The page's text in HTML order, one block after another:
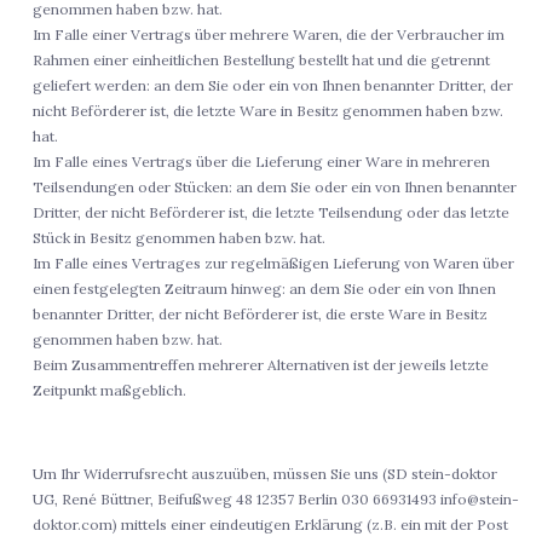
genommen haben bzw. hat.
Im Falle einer Vertrags über mehrere Waren, die der Verbraucher im
Rahmen einer einheitlichen Bestellung bestellt hat und die getrennt
geliefert werden: an dem Sie oder ein von Ihnen benannter Dritter, der
nicht Beförderer ist, die letzte Ware in Besitz genommen haben bzw.
hat.
Im Falle eines Vertrags über die Lieferung einer Ware in mehreren
Teilsendungen oder Stücken: an dem Sie oder ein von Ihnen benannter
Dritter, der nicht Beförderer ist, die letzte Teilsendung oder das letzte
Stück in Besitz genommen haben bzw. hat.
Im Falle eines Vertrages zur regelmäßigen Lieferung von Waren über
einen festgelegten Zeitraum hinweg: an dem Sie oder ein von Ihnen
benannter Dritter, der nicht Beförderer ist, die erste Ware in Besitz
genommen haben bzw. hat.
Beim Zusammentreffen mehrerer Alternativen ist der jeweils letzte
Zeitpunkt maßgeblich.
Um Ihr Widerrufsrecht auszuüben, müssen Sie uns (SD stein-doktor
UG, René Büttner, Beifußweg 48 12357 Berlin 030 66931493 info@stein-
doktor.com) mittels einer eindeutigen Erklärung (z.B. ein mit der Post